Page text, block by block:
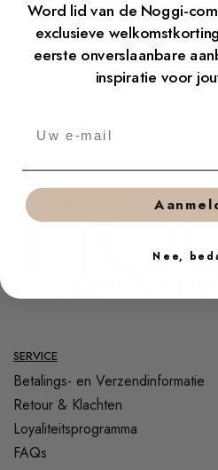
SERVICE
Betalings- en Verzendinformatie
Retour & Klachten
Loyaliteitsprogramma
FAQs
Word lid van de Noggi-
exclusieve
eerste onverslaanbare
inspiratie voor
Nee,